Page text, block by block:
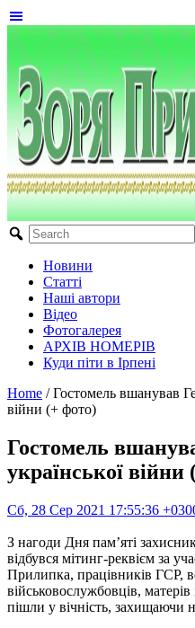
Новини
Статті
Наші автори
Відео
Фотогалерея
АРХІВ НОМЕРІВ
Куди піти в Ірпені
Home / Гостомель вшанував
війни (+ фото)
Гостомель
української війни
Сб, 28 Сер 2021 17:55:36
З нагоди Дня пам’яті
відбувся мітинг-реквієм за
Прилипка, працівників ГСР,
військовослужбовців, матерів
пішли у вічність, захищаючи